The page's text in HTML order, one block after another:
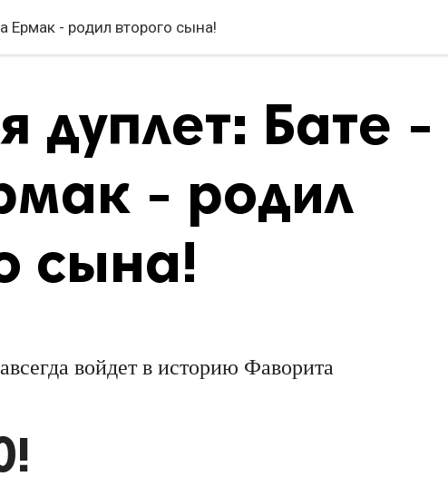
Ермак - родил второго сына!
дуплет: Бате -
- родил
сына!
войдет в историю Фаворита